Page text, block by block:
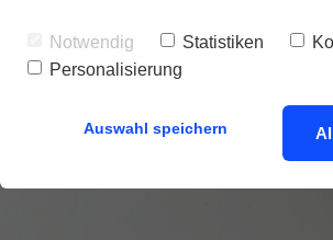
Notwendig Statistiken
Personalisierung
Auswahl speichern